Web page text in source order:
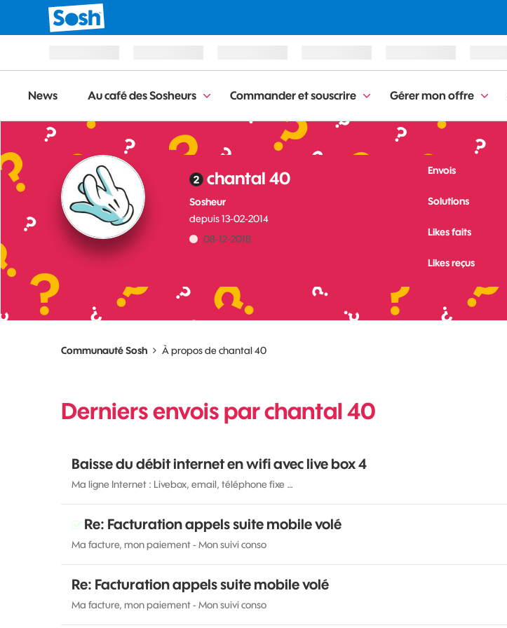
News Au café des Sosheurs Commander et souscrire Gérer mon offre
chantal 40
Sosheur
depuis‎13-02-2014
‎08-12-2018
Envois
Solutions
Likes faits
Likes reçus
Communauté Sosh À propos de chantal 40
Derniers envois par chantal 40
Baisse du débit internet en wifi avec live box 4
Ma ligne Internet : Livebox, email, téléphone fixe …
Re: Facturation appels suite mobile volé
Ma facture, mon paiement - Mon suivi conso
Re: Facturation appels suite mobile volé
Ma facture, mon paiement - Mon suivi conso